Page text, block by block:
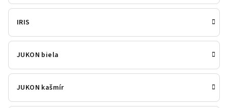
IRIS
JUKON biela
JUKON kašmír